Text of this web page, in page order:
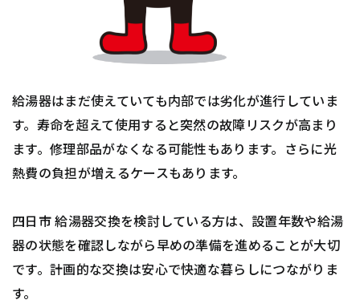
給湯器はまだ使えていても内部では劣化が進行していま
す。寿命を超えて使用すると突然の故障リスクが高まり
ます。修理部品がなくなる可能性もあります。さらに光
熱費の負担が増えるケースもあります。
四日市 給湯器交換を検討している方は、設置年数や給湯
器の状態を確認しながら早めの準備を進めることが大切
です。計画的な交換は安心で快適な暮らしにつながりま
す。